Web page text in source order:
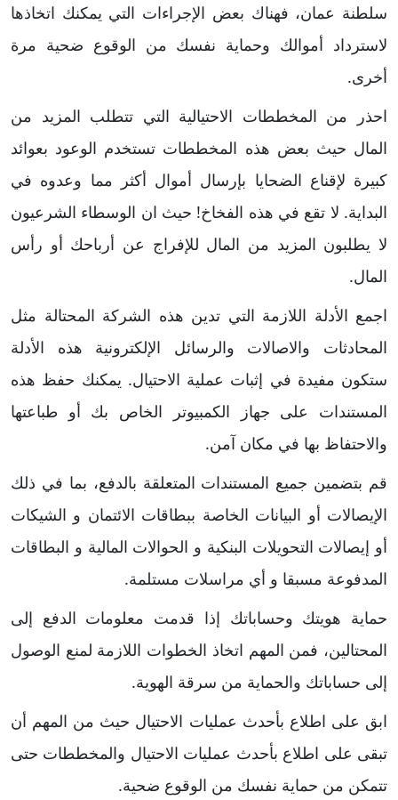
سلطنة عمان، فهناك بعض الإجراءات التي يمكنك اتخاذها
لاسترداد أموالك وحماية نفسك من الوقوع ضحية مرة
أخرى.
احذر من المخططات الاحتيالية التي تتطلب المزيد من
المال حيث بعض هذه المخططات تستخدم الوعود بعوائد
كبيرة لإقناع الضحايا بإرسال أموال أكثر مما وعدوه في
البداية. لا تقع في هذه الفخاخ! حيث ان الوسطاء الشرعيون
لا يطلبون المزيد من المال للإفراج عن أرباحك أو رأس
المال.
اجمع الأدلة اللازمة التي تدين هذه الشركة المحتالة مثل
المحادثات والاصالات والرسائل الإلكترونية هذه الأدلة
ستكون مفيدة في إثبات عملية الاحتيال. يمكنك حفظ هذه
المستندات على جهاز الكمبيوتر الخاص بك أو طباعتها
والاحتفاظ بها في مكان آمن.
قم بتضمين جميع المستندات المتعلقة بالدفع، بما في ذلك
الإيصالات أو البيانات الخاصة ببطاقات الائتمان و الشيكات
أو إيصالات التحويلات البنكية و الحوالات المالية و البطاقات
المدفوعة مسبقا و أي مراسلات مستلمة.
حماية هويتك وحساباتك إذا قدمت معلومات الدفع إلى
المحتالين، فمن المهم اتخاذ الخطوات اللازمة لمنع الوصول
إلى حساباتك والحماية من سرقة الهوية.
ابق على اطلاع بأحدث عمليات الاحتيال حيث من المهم أن
تبقى على اطلاع بأحدث عمليات الاحتيال والمخططات حتى
تتمكن من حماية نفسك من الوقوع ضحية.